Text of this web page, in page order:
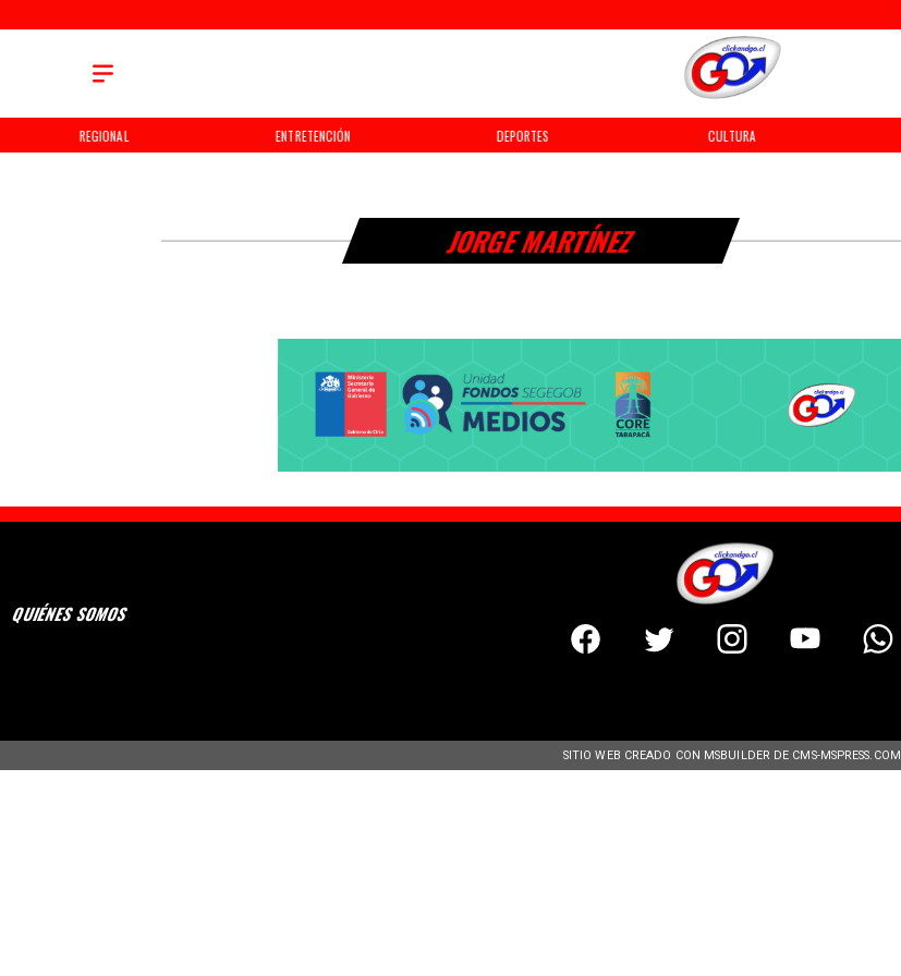
REGIONAL ENTRETENCIÓN DEPORTES CULTURA
JORGE MARTÍNEZ
SITIO WEB CREADO CON MSBUILDER DE CMS-MSPRESS.COM
QUIÉNES SOMOS